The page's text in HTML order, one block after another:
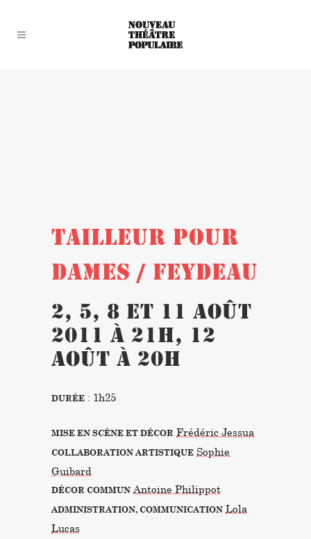
TAILLEUR POUR
DAMES / FEYDEAU
2, 5, 8 et 11 août
2011 à 21h, 12
août à 20h
DURÉE : 1h25
MISE EN SCÈNE ET DÉCOR Frédéric Jessua
COLLABORATION ARTISTIQUE Sophie
Guibard
DÉCOR COMMUN Antoine Philippot
ADMINISTRATION, COMMUNICATION Lola
Lucas